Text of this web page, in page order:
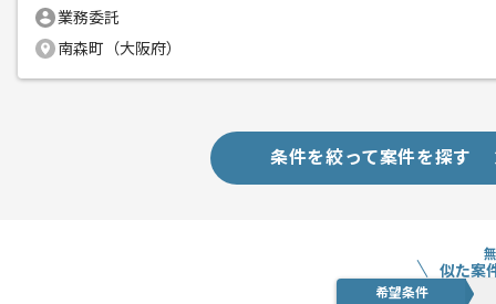
業務委託
南森町（大阪府）
条件を絞って案件を探す
似た案
希望条件